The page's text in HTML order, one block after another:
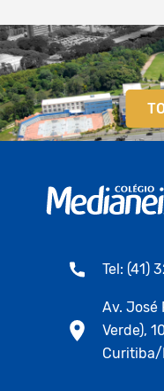
Tel: (41)
Av. José
Verde),
Curitiba/